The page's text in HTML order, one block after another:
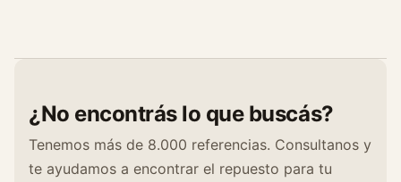
¿No encontrás lo que buscás?
Tenemos más de 8.000 referencias. Consultanos y
te ayudamos a encontrar el repuesto para tu